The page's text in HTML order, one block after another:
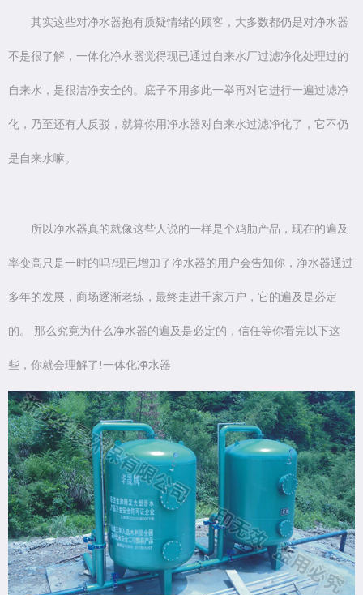
其实这些对净水器抱有质疑情绪的顾客，大多数都仍是对净水器
不是很了解，一体化净水器觉得现已通过自来水厂过滤净化处理过的
自来水，是很洁净安全的。底子不用多此一举再对它进行一遍过滤净
化，乃至还有人反驳，就算你用净水器对自来水过滤净化了，它不仍
是自来水嘛。
所以净水器真的就像这些人说的一样是个鸡肋产品，现在的遍及
率变高只是一时的吗?现已增加了净水器的用户会告知你，净水器通过
多年的发展，商场逐渐老练，最终走进千家万户，它的遍及是必定
的。 那么究竟为什么净水器的遍及是必定的，信任等你看完以下这
些，你就会理解了!一体化净水器